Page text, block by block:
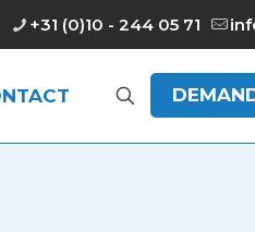
+31 (0)10 - 244 05 71